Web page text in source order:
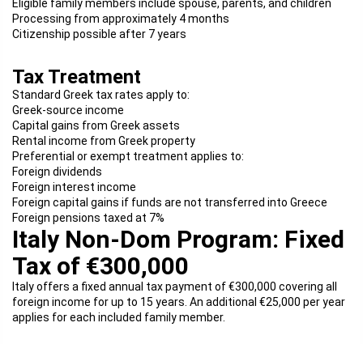
Eligible family members include spouse, parents, and children
Processing from approximately 4 months
Citizenship possible after 7 years
Tax Treatment
Standard Greek tax rates apply to:
Greek-source income
Capital gains from Greek assets
Rental income from Greek property
Preferential or exempt treatment applies to:
Foreign dividends
Foreign interest income
Foreign capital gains if funds are not transferred into Greece
Foreign pensions taxed at 7%
Italy Non-Dom Program: Fixed
Tax of €300,000
Italy offers a fixed annual tax payment of €300,000 covering all
foreign income for up to 15 years. An additional €25,000 per year
applies for each included family member.